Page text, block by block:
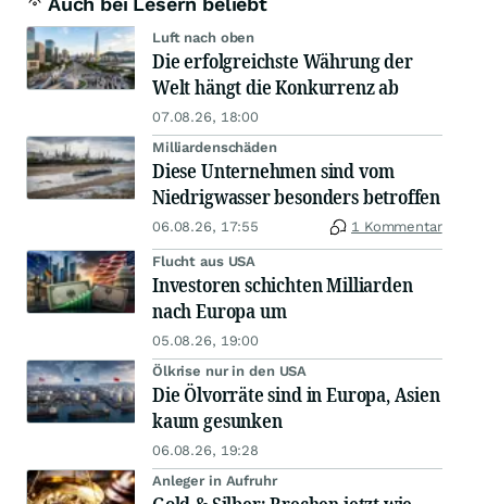
Luft nach oben
Die erfolgreichste Währung der
Welt hängt die Konkurrenz ab
07.08.26, 18:00
Milliardenschäden
Diese Unternehmen sind vom
Niedrigwasser besonders betroffen
06.08.26, 17:55 1 Kommentar
Flucht aus USA
Investoren schichten Milliarden
nach Europa um
05.08.26, 19:00
Ölkrise nur in den USA
Die Ölvorräte sind in Europa, Asien
kaum gesunken
06.08.26, 19:28
Anleger in Aufruhr